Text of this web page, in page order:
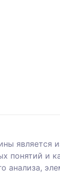
является
понятий и
анализа,